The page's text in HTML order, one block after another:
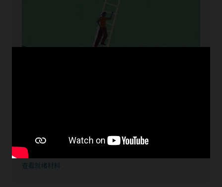
查看云技术就绪材料，了解 Oracle EPM Cloud 服务的新特性以
及季度更新计划。
查看就绪材料